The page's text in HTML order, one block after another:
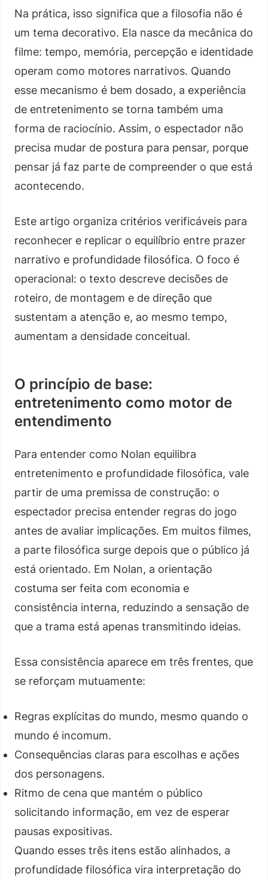
Na prática, isso significa que a filosofia não é
um tema decorativo. Ela nasce da mecânica do
filme: tempo, memória, percepção e identidade
operam como motores narrativos. Quando
esse mecanismo é bem dosado, a experiência
de entretenimento se torna também uma
forma de raciocínio. Assim, o espectador não
precisa mudar de postura para pensar, porque
pensar já faz parte de compreender o que está
acontecendo.
Este artigo organiza critérios verificáveis para
reconhecer e replicar o equilíbrio entre prazer
narrativo e profundidade filosófica. O foco é
operacional: o texto descreve decisões de
roteiro, de montagem e de direção que
sustentam a atenção e, ao mesmo tempo,
aumentam a densidade conceitual.
O princípio de base:
entretenimento como motor de
entendimento
Para entender como Nolan equilibra
entretenimento e profundidade filosófica, vale
partir de uma premissa de construção: o
espectador precisa entender regras do jogo
antes de avaliar implicações. Em muitos filmes,
a parte filosófica surge depois que o público já
está orientado. Em Nolan, a orientação
costuma ser feita com economia e
consistência interna, reduzindo a sensação de
que a trama está apenas transmitindo ideias.
Essa consistência aparece em três frentes, que
se reforçam mutuamente:
Regras explícitas do mundo, mesmo quando o
mundo é incomum.
Consequências claras para escolhas e ações
dos personagens.
Ritmo de cena que mantém o público
solicitando informação, em vez de esperar
pausas expositivas.
Quando esses três itens estão alinhados, a
profundidade filosófica vira interpretação do